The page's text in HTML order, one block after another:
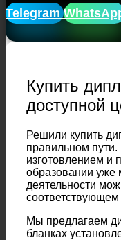
Telegram
Купить
доступной
Решили купить
правильном
изготовлением и
образовании уже
деятельности
соответствующем
Мы предлагаем
бланках